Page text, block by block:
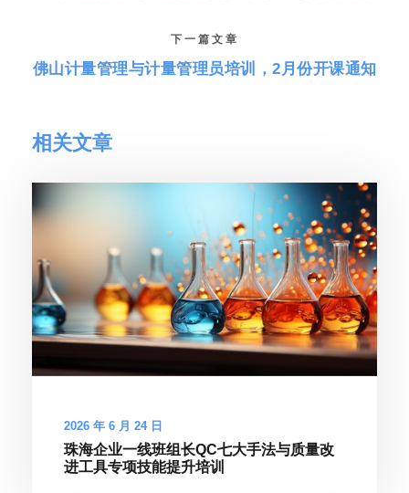
下一篇文章
佛山计量管理与计量管理员培训，2月份开课通知
相关文章
2026 年 6 月 24 日
珠海企业一线班组长QC七大手法与质量改
进工具专项技能提升培训